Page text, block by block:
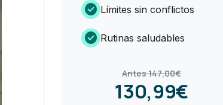
check_circle Límites sin conflictos
check_circle Rutinas saludables
Antes 147,00€
130,99€